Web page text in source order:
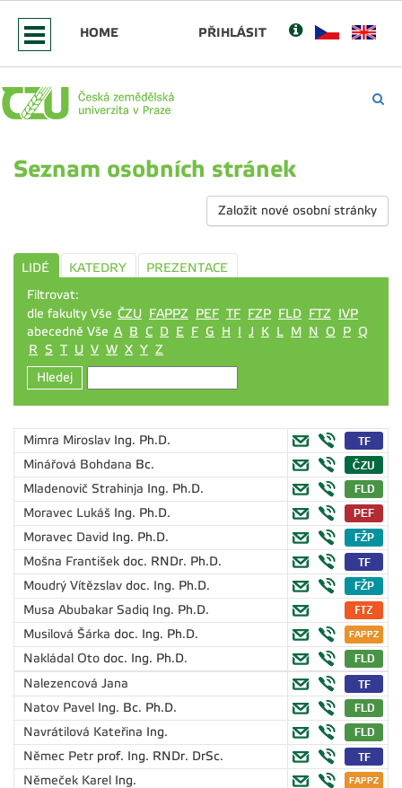
HOME PŘIHLÁSIT
Seznam osobních stránek
Založit nové osobní stránky
LIDÉ KATEDRY
PREZENTACE
Filtrovat:
dle fakulty Vše ČZU FAPPZ PEF TF FZP FLD FTZ IVP
abecedně Vše A B C D E F G H I J K L M N O P Q
R S T U V W X Y Z
Hledej
Mimra Miroslav Ing. Ph.D.
Minářová Bohdana Bc.
Mladenovič Strahinja Ing. Ph.D.
Moravec Lukáš Ing. Ph.D.
Moravec David Ing. Ph.D.
Mošna František doc. RNDr. Ph.D.
Moudrý Vítězslav doc. Ing. Ph.D.
Musa Abubakar Sadiq Ing. Ph.D.
Musilová Šárka doc. Ing. Ph.D.
Nakládal Oto doc. Ing. Ph.D.
Nalezencová Jana
Natov Pavel Ing. Bc. Ph.D.
Navrátilová Kateřina Ing.
Němec Petr prof. Ing. RNDr. DrSc.
Němeček Karel Ing.